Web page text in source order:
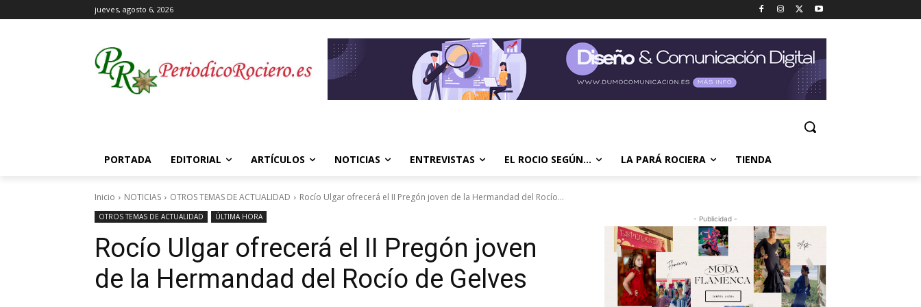
jueves, agosto 6, 2026
PORTADA EDITORIAL ARTÍCULOS NOTICIAS ENTREVISTAS EL ROCIO SEGÚN… LA PARÁ ROCIERA TIENDA
Inicio NOTICIAS OTROS TEMAS DE ACTUALIDAD Rocío Ulgar ofrecerá el II Pregón joven de la Hermandad del Rocío...
OTROS TEMAS DE ACTUALIDAD ÚLTIMA HORA
Rocío Ulgar ofrecerá el II Pregón joven
de la Hermandad del Rocío de Gelves
- Publicidad -